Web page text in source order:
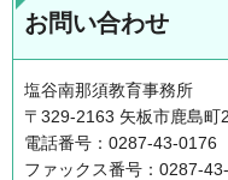
お問い合わせ
塩谷南那須教育事務所
〒329-2163 矢板市鹿島町
電話番号：0287-43-0176
ファックス番号：0287-